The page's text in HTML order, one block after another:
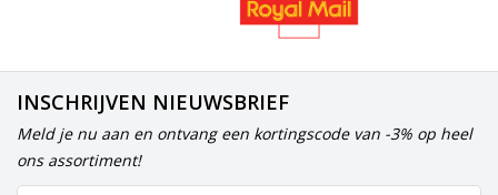
INSCHRIJVEN NIEUWSBRIEF
Meld je nu aan en ontvang een kortingscode van -3% op heel
ons assortiment!